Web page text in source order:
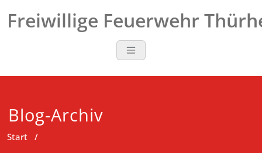
Inhalt
Freiwillige Feuerwehr
Blog-Archiv
Start /